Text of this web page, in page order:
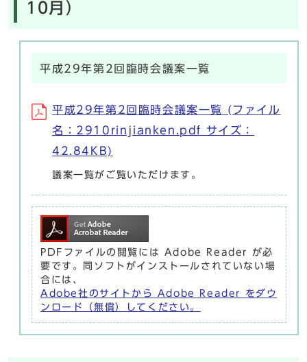
10月）
平成29年第2回臨時会議案一覧
平成29年第2回臨時会議案一覧 (ファイル
名：2910rinjianken.pdf サイズ：
42.84KB)
議案一覧がご覧いただけます。
PDFファイルの閲覧には Adobe Reader が必
要です。同ソフトがインストールされていない場
合には、
Adobe社のサイトから Adobe Reader をダウ
ンロード（無償）してください。